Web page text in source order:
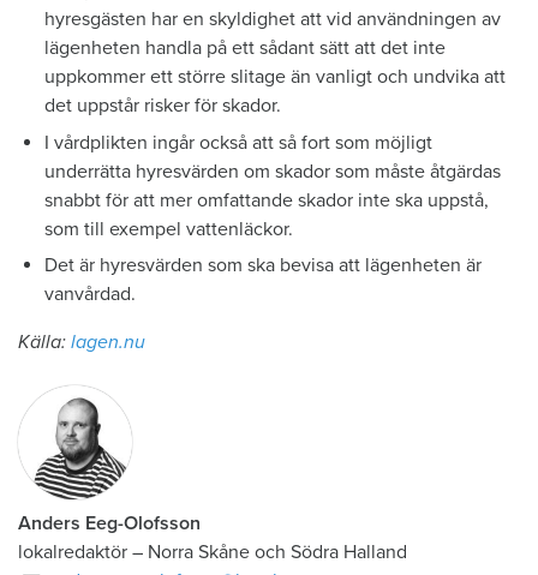
hyresgästen har en skyldighet att vid användningen av
lägenheten handla på ett sådant sätt att det inte
uppkommer ett större slitage än vanligt och undvika att
det uppstår risker för skador.
I vårdplikten ingår också att så fort som möjligt
underrätta hyresvärden om skador som måste åtgärdas
snabbt för att mer omfattande skador inte ska uppstå,
som till exempel vattenläckor.
Det är hyresvärden som ska bevisa att lägenheten är
vanvårdad.
Källa: lagen.nu
Anders Eeg-Olofsson
lokalredaktör – Norra Skåne och Södra Halland